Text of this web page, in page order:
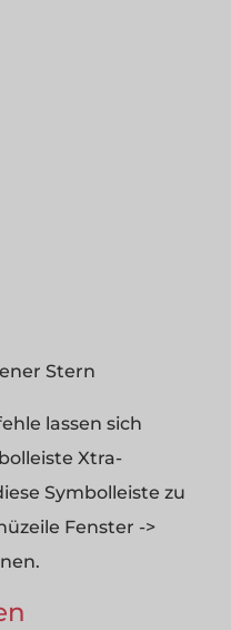
Stern
lassen sich
Xtra-
Symbolleiste zu
Fenster ->